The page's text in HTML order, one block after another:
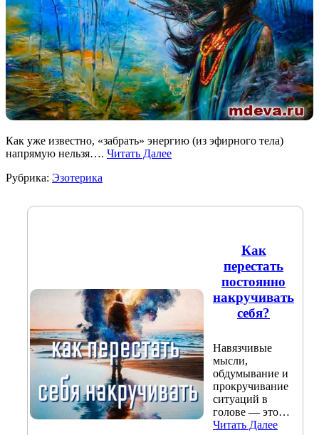
Как уже известно, «забрать» энергию (из эфирного тела)
напрямую нельзя…. Читать Далее
Рубрика: Эзотерика
Как
перестать
постоянно
накручивать
себя?
Навязчивые
мысли,
обдумывание и
прокручивание
ситуаций в
голове — это…
Читать Далее